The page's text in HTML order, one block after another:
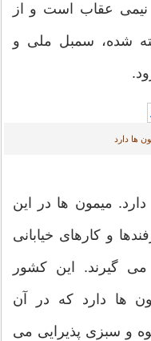
عقاب است و از
شده، سمبل ملی و
میمون ها در این
و کارهای خیابانی
گیرند. این کشور
دارد که در آن
سبزی پذیرایی می